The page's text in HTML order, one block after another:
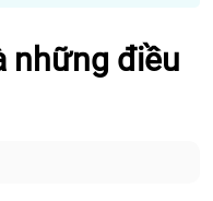
những điều